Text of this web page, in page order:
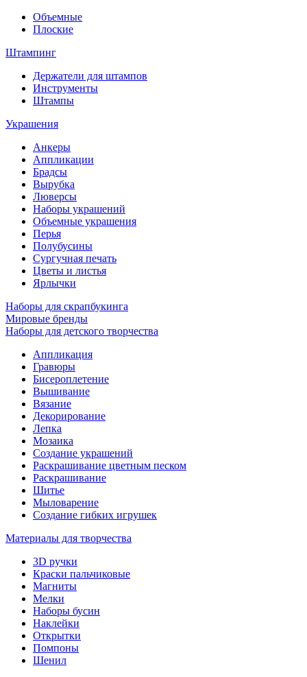
Объемные
Плоские
Штампинг
Держатели для штампов
Инструменты
Штампы
Украшения
Анкеры
Аппликации
Брадсы
Вырубка
Люверсы
Наборы украшений
Объемные украшения
Перья
Полубусины
Сургучная печать
Цветы и листья
Ярлычки
Наборы для скрапбукинга
Мировые бренды
Наборы для детского творчества
Аппликация
Гравюры
Бисероплетение
Вышивание
Вязание
Декорирование
Лепка
Мозаика
Создание украшений
Раскрашивание цветным песком
Раскрашивание
Шитье
Мыловарение
Создание гибких игрушек
Материалы для творчества
3D ручки
Краски пальчиковые
Магниты
Мелки
Наборы бусин
Наклейки
Открытки
Помпоны
Шенил